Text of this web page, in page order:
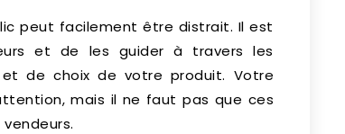
peut facilement être distrait. Il est
et de les guider à travers les
et de choix de votre produit. Votre
mais il ne faut pas que ces